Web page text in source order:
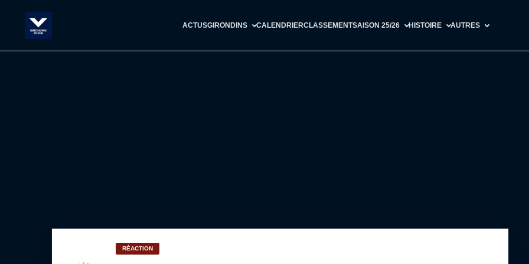
ACTUSGIRONDINS CALENDRIERCLASSEMENTSAISON 25/26 HISTOIRE AUTRES
RÉACTION